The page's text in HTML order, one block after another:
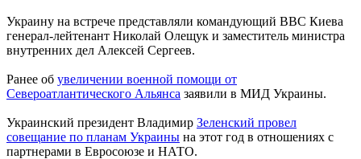
Украину на встрече представляли командующий ВВС Киева
генерал-лейтенант Николай Олещук и заместитель министра
внутренних дел Алексей Сергеев.
Ранее об увеличении военной помощи от
Североатлантического Альянса заявили в МИД Украины.
Украинский президент Владимир Зеленский провел
совещание по планам Украины на этот год в отношениях с
партнерами в Евросоюзе и НАТО.